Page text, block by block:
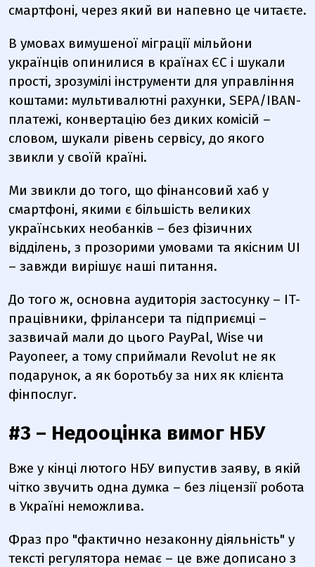
смартфоні, через який ви напевно це читаєте.
В умовах вимушеної міграції мільйони
українців опинилися в країнах ЄС і шукали
прості, зрозумілі інструменти для управління
коштами: мультивалютні рахунки, SEPA/IBAN-
платежі, конвертацію без диких комісій –
словом, шукали рівень сервісу, до якого
звикли у своїй країні.
Ми звикли до того, що фінансовий хаб у
смартфоні, якими є більшість великих
українських необанків – без фізичних
відділень, з прозорими умовами та якісним UI
– завжди вирішує наші питання.
До того ж, основна аудиторія застосунку – IT-
працівники, фрілансери та підприємці –
зазвичай мали до цього PayPal, Wise чи
Payoneer, а тому сприймали Revolut не як
подарунок, а як боротьбу за них як клієнта
фінпослуг.
#3 – Недооцінка вимог НБУ
Вже у кінці лютого НБУ випустив заяву, в якій
чітко звучить одна думка – без ліцензії робота
в Україні неможлива.
Фраз про "фактично незаконну діяльність" у
тексті регулятора немає – це вже дописано з